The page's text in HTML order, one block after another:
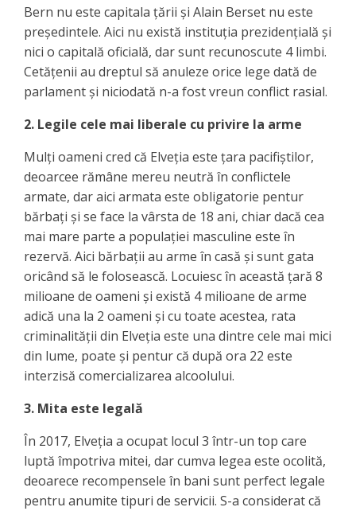
Bern nu este capitala țării și Alain Berset nu este
președintele. Aici nu există instituția prezidențială și
nici o capitală oficială, dar sunt recunoscute 4 limbi.
Cetățenii au dreptul să anuleze orice lege dată de
parlament și niciodată n-a fost vreun conflict rasial.
2. Legile cele mai liberale cu privire la arme
Mulți oameni cred că Elveția este țara pacifiștilor,
deoarcee rămâne mereu neutră în conflictele
armate, dar aici armata este obligatorie pentur
bărbați și se face la vârsta de 18 ani, chiar dacă cea
mai mare parte a populației masculine este în
rezervă. Aici bărbații au arme în casă și sunt gata
oricând să le folosească. Locuiesc în această țară 8
milioane de oameni și există 4 milioane de arme
adică una la 2 oameni și cu toate acestea, rata
criminalității din Elveția este una dintre cele mai mici
din lume, poate și pentur că după ora 22 este
interzisă comercializarea alcoolului.
3. Mita este legală
În 2017, Elveția a ocupat locul 3 într-un top care
luptă împotriva mitei, dar cumva legea este ocolită,
deoarece recompensele în bani sunt perfect legale
pentru anumite tipuri de servicii. S-a considerat că